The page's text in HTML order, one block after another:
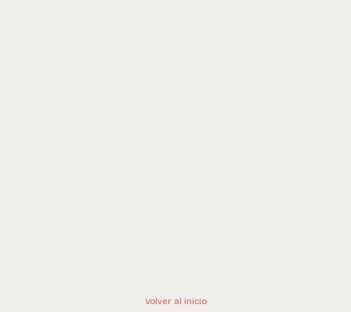
Volver al inicio